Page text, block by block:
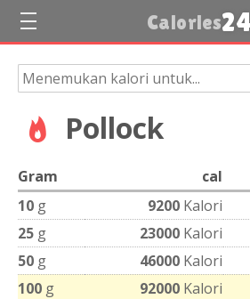
Calories24
Pollock
Gram cal
10 g 9200 Kalori
25 g 23000 Kalori
50 g 46000 Kalori
100 g 92000 Kalori